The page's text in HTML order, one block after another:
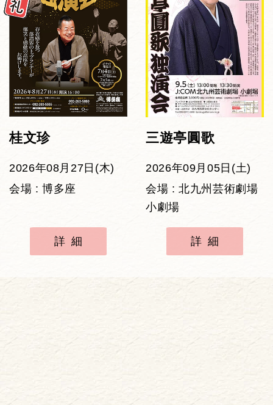
桂文珍
2026年08月27日(木)
会場 : 博多座
詳細
三遊亭圓歌
2026年09月05日(土)
会場 : 北九州芸術劇場
小劇場
詳細